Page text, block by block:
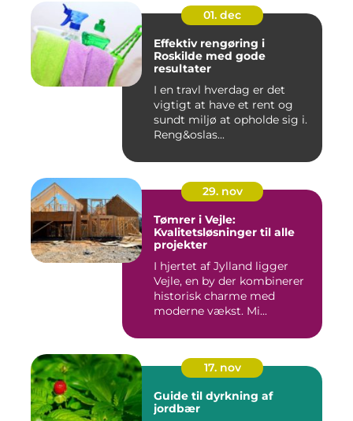
01. dec
Effektiv rengøring i
Roskilde med gode
resultater
I en travl hverdag er det
vigtigt at have et rent og
sundt miljø at opholde sig i.
Reng&oslas...
29. nov
Tømrer i Vejle:
Kvalitetsløsninger til alle
projekter
I hjertet af Jylland ligger
Vejle, en by der kombinerer
historisk charme med
moderne vækst. Mi...
17. nov
Guide til dyrkning af
jordbær